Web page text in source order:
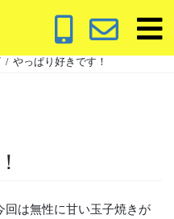
やっぱり好きです！
は無性に甘い玉子焼きが